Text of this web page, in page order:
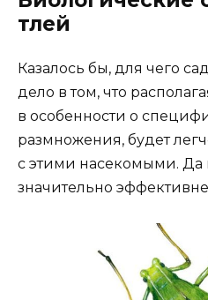
тлей
Казалось бы, для чего
дело в том, что
в особенности о
размножения, будет
с этими насекомыми. Да
значительно